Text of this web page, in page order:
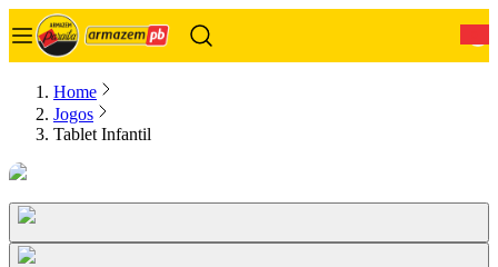
Home
Jogos
Tablet Infantil